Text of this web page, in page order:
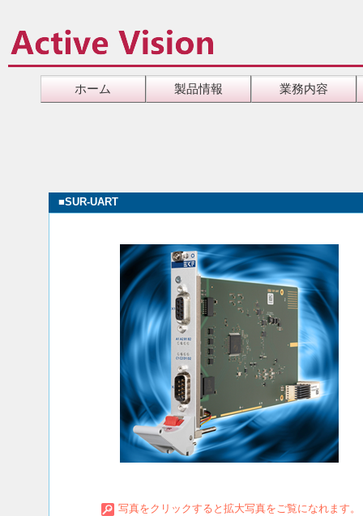
ホーム 製品情報 業務内容
■SUR-UART
写真をクリックすると拡大写真をご覧になれます。